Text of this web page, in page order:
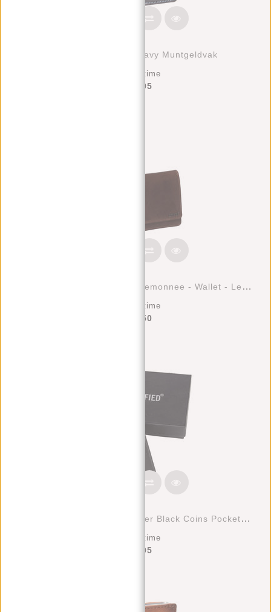
Creditcard Houder Navy Muntgeldvak
Deliverytime
€39,95
Justified Bags® Nynke - Portemonnee - Wallet - Leer - Bruin
Deliverytime
€42,50
Leather Nappa 12 Card Holder Black Coins Pocket Inside + Box
Deliverytime
€47,95